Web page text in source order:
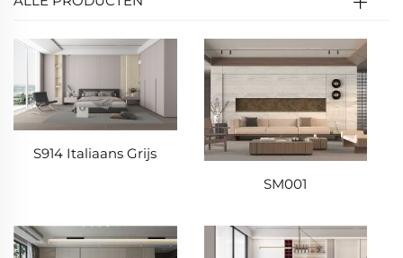
S914 Italiaans Grijs
SM001